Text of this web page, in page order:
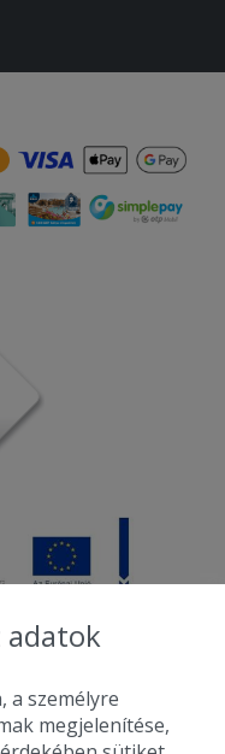
- Diston-line Kft.
adatok
a személyre
megjelenítése,